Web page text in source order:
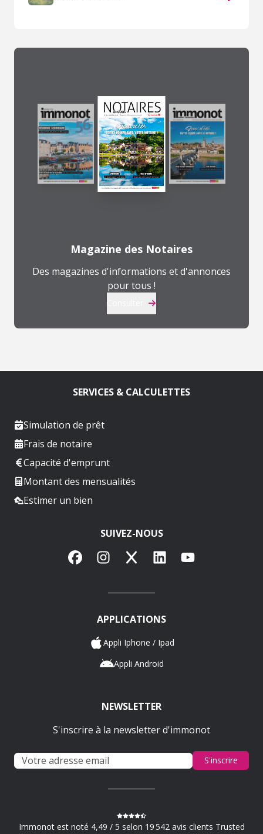
Magazine des Notaires
Des magazines d'informations et d'annonces
pour tous !
SERVICES & CALCULETTES
Simulation de prêt
Frais de notaire
Capacité d'emprunt
Montant des mensualités
Estimer un bien
SUIVEZ-NOUS
FacebookInstagram
X LinkedInYouTube
APPLICATIONS
Appli Iphone / Ipad
Appli Android
NEWSLETTER
S'inscrire à la newsletter d'immonot
S'inscrire
Immonot est noté 4,49 / 5 selon 19 542 avis clients Trusted